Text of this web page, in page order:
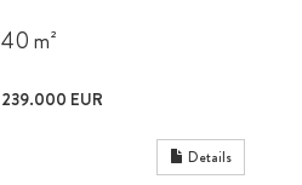
40 m²
239.000 EUR
Details